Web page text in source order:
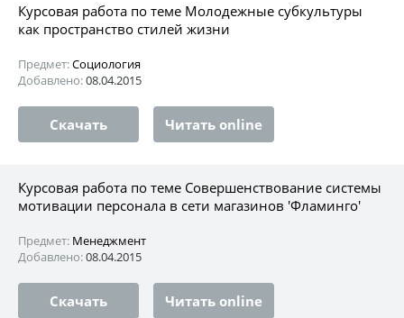
Курсовая работа по теме Молодежные субкультуры
как пространство стилей жизни
Предмет:Социология
Добавлено:08.04.2015
Скачать Читать online
Курсовая работа по теме Совершенствование системы
мотивации персонала в сети магазинов 'Фламинго'
Предмет: Менеджмент
Добавлено:08.04.2015
Скачать Читать online